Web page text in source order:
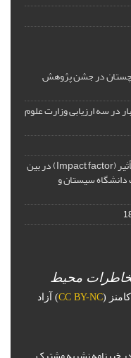
در جشن پژوهش
1401 برای دومین بار در سه ارزیابی وزارت علوم
مجله مخاطرات محیط طبیعی، بالاترین ضریب تأثیر (Impact factor) در بین
سیستان و
محیط
(
CC BY-NC) آزاد